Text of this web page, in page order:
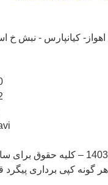
کیانپارس - نبش خ
@
1403 – کلیه حقوق
گونه کپی برداری پیگرد